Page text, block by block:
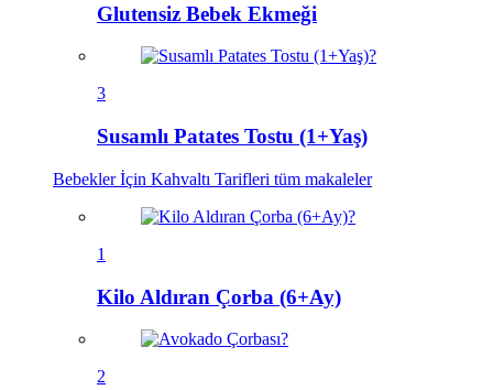
Glutensiz Bebek Ekmeği
3
Susamlı Patates Tostu (1+Yaş)
Bebekler İçin Kahvaltı Tarifleri tüm makaleler
1
Kilo Aldıran Çorba (6+Ay)
2